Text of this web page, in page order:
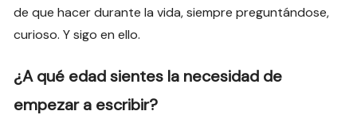
de que hacer durante la vida, siempre preguntándose,
curioso. Y sigo en ello.
¿A qué edad sientes la necesidad de
empezar a escribir?